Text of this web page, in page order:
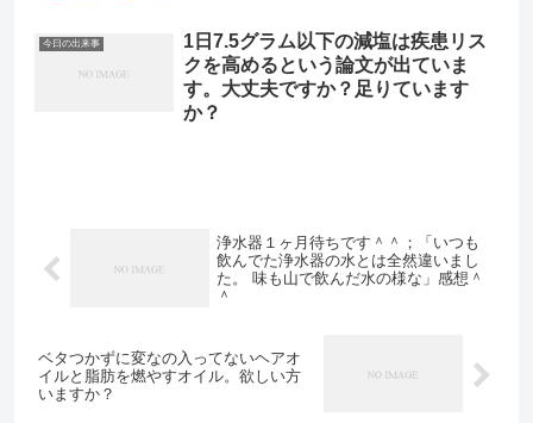
今日の出来事
1日7.5グラム以下の減塩は疾患リス
クを高めるという論文が出ていま
す。大丈夫ですか？足りています
か？
浄水器１ヶ月待ちです＾＾；「いつも
飲んでた浄水器の水とは全然違いまし
た。 味も山で飲んだ水の様な」感想＾
＾
ベタつかずに変なの入ってないヘアオ
イルと脂肪を燃やすオイル。欲しい方
いますか？